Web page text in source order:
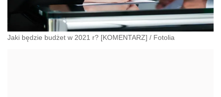
Jaki będzie budżet w 2021 r? [KOMENTARZ] / Fotolia